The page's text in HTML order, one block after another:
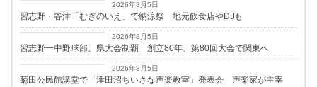
2026年8月5日
習志野・谷津「むぎのいえ」で納涼祭 地元飲食店やDJも
習志野経済新聞
2026年8月5日
習志野一中野球部、県大会制覇 創立80年、第80回大会で関東へ
習志野経済新聞
2026年8月5日
菊田公民館講堂で「津田沼ちいさな声楽教室」発表会 声楽家が主宰